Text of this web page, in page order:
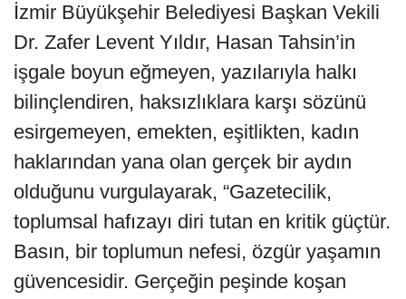
İzmir Büyükşehir Belediyesi Başkan Vekili
Dr. Zafer Levent Yıldır, Hasan Tahsin’in
işgale boyun eğmeyen, yazılarıyla halkı
bilinçlendiren, haksızlıklara karşı sözünü
esirgemeyen, emekten, eşitlikten, kadın
haklarından yana olan gerçek bir aydın
olduğunu vurgulayarak, “Gazetecilik,
toplumsal hafızayı diri tutan en kritik güçtür.
Basın, bir toplumun nefesi, özgür yaşamın
güvencesidir. Gerçeğin peşinde koşan